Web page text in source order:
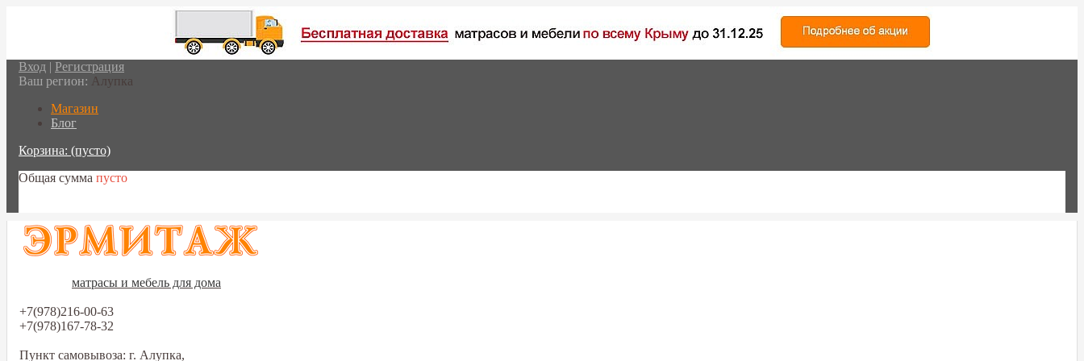
Вход | Регистрация
Ваш регион: Алупка
Магазин
Блог
Корзина: (пусто)
Общая сумма пусто
матрасы и мебель для дома
+7(978)216-00-63
+7(978)167-78-32
Пункт самовывоза: г. Алупка,